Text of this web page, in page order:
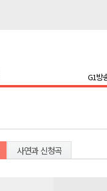
G1방
사연과 신청곡